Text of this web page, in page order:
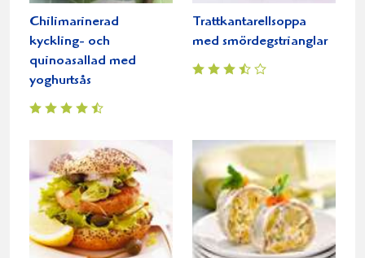
Chilimarinerad
kyckling- och
quinoasallad med
yoghurtsås
Trattkantarellsoppa
med smördegstrianglar